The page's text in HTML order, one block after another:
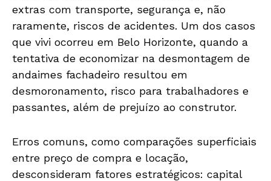
extras com transporte, segurança e, não
raramente, riscos de acidentes. Um dos casos
que vivi ocorreu em Belo Horizonte, quando a
tentativa de economizar na desmontagem de
andaimes fachadeiro resultou em
desmoronamento, risco para trabalhadores e
passantes, além de prejuízo ao construtor.
Erros comuns, como comparações superficiais
entre preço de compra e locação,
desconsideram fatores estratégicos: capital